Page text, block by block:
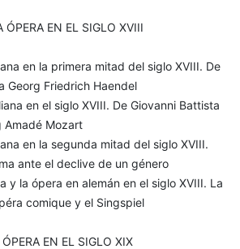
ÓPERA EN EL SIGLO XVIII
en la primera mitad del siglo XVIII. De
Georg Friedrich Haendel
en el siglo XVIII. De Giovanni Battista
Amadé Mozart
en la segunda mitad del siglo XVIII.
ante el declive de un género
y la ópera en alemán en el siglo XVIII. La
comique y el Singspiel
EN EL SIGLO XIX